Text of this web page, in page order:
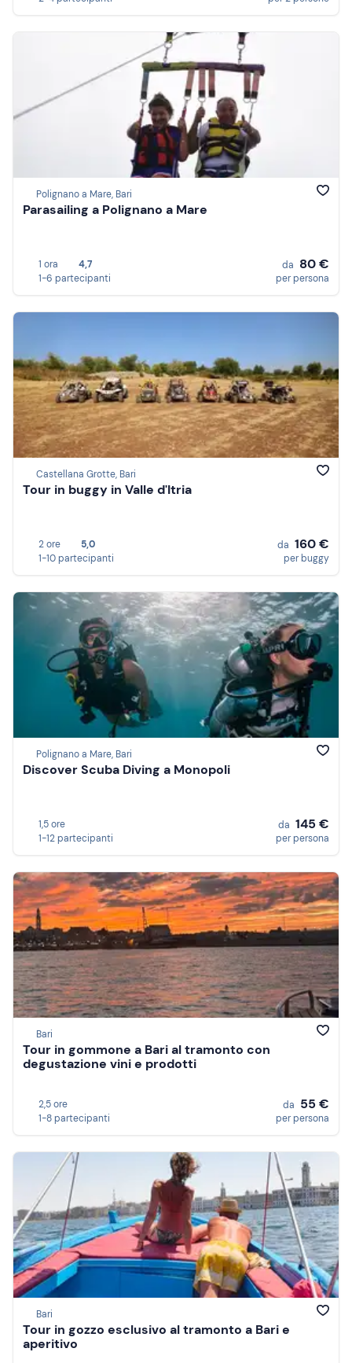
Polignano a Mare, Bari
Parasailing a Polignano a Mare
1 ora
4,7
1-6 partecipanti
da 80 €
per persona
Castellana Grotte, Bari
Tour in buggy in Valle d'Itria
2 ore
5,0
1-10 partecipanti
da 160 €
per buggy
Polignano a Mare, Bari
Discover Scuba Diving a Monopoli
1,5 ore
1-12 partecipanti
da 145 €
per persona
Bari
Tour in gommone a Bari al tramonto con
degustazione vini e prodotti
2,5 ore
1-8 partecipanti
da 55 €
per persona
Bari
Tour in gozzo esclusivo al tramonto a Bari e
aperitivo